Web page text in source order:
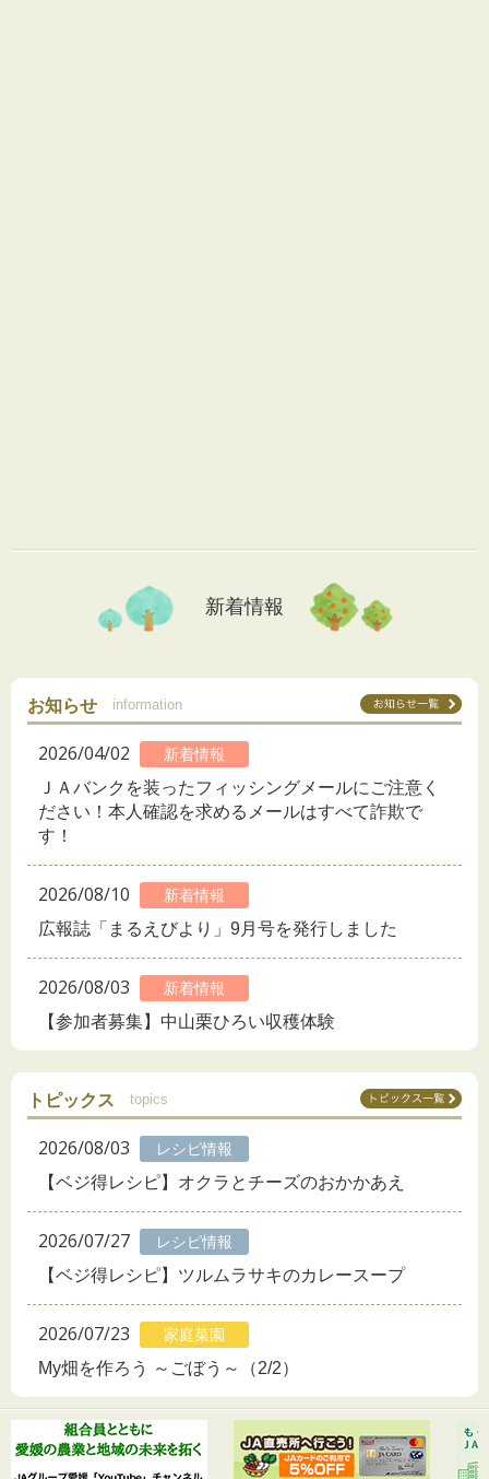
新着情報
お知らせ information
2026/04/02 新着情報
ＪＡバンクを装ったフィッシングメールにご注意く
ださい！本人確認を求めるメールはすべて詐欺で
す！
2026/08/10 新着情報
広報誌「まるえびより」9月号を発行しました
2026/08/03 新着情報
【参加者募集】中山栗ひろい収穫体験
トピックス topics
2026/08/03 レシピ情報
【ベジ得レシピ】オクラとチーズのおかかあえ
2026/07/27 レシピ情報
【ベジ得レシピ】ツルムラサキのカレースープ
2026/07/23 家庭菜園
My畑を作ろう ～ごぼう～（2/2）